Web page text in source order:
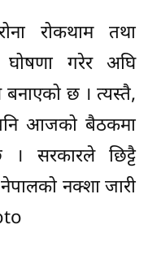
रोकथाम तथा
घोषणा गरेर अघि
छ । त्यस्तै,
पनि आजको बैठकमा
सरकारले छिट्टै
नक्शा जारी